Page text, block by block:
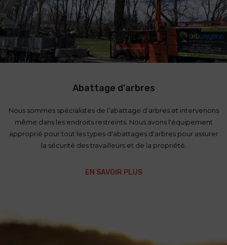
Abattage d'arbres
Nous sommes spécialistes de l’abattage d’arbres et intervenons
même dans les endroits restreints. Nous avons l'équipement
approprié pour tout les types d'abattages d'arbres pour assurer
la sécurité des travailleurs et de la propriété.
EN SAVOIR PLUS